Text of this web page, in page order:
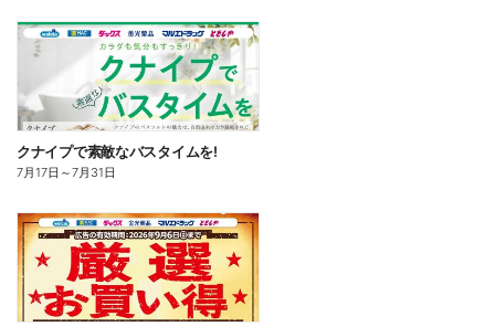
クナイプで素敵なバスタイムを!
7月17日 ～7月31日